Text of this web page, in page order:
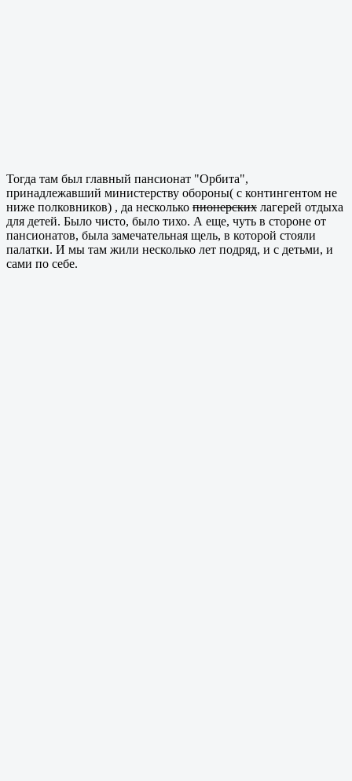
Тогда там был главный пансионат "Орбита",
принадлежавший министерству обороны( с контингентом не
ниже полковников) , да несколько пионерских лагерей отдыха
для детей. Было чисто, было тихо. А еще, чуть в стороне от
пансионатов, была замечательная щель, в которой стояли
палатки. И мы там жили несколько лет подряд, и с детьми, и
сами по себе.